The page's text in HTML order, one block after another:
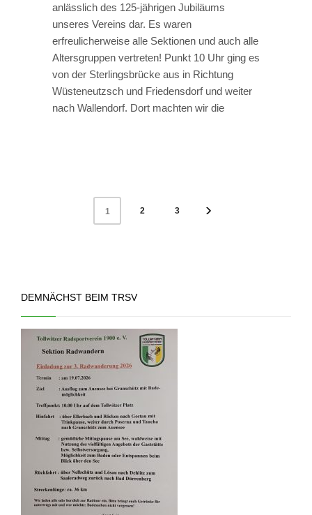
anlässlich des 125-jährigen Jubiläums
unseres Vereins dar. Es waren
erfreulicherweise alle Sektionen und auch alle
Altersgruppen vertreten! Punkt 10 Uhr ging es
von der Sterlingsbrücke aus in Richtung
Wüsteneutzsch und Friedensdorf und weiter
nach Wallendorf. Dort machten wir die
1 2 3
DEMNÄCHST BEIM TRSV